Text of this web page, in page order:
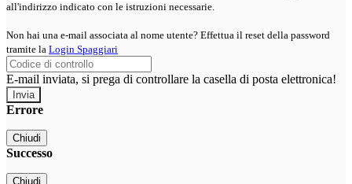
all'indirizzo indicato con le istruzioni necessarie.
Non hai una e-mail associata al nome utente? Effettua il reset della password
tramite la Login Spaggiari
E-mail inviata, si prega di controllare la casella di posta elettronica!
Errore
Chiudi
Successo
Chiudi